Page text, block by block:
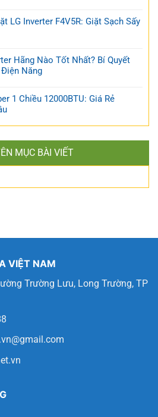
LG Inverter F4V5R: Giặt Sạch Sấy
Hãng Nào Tốt Nhất? Bí Quyết
Năng
1 Chiều 12000BTU: Giá Rẻ
MỤC BÀI VIẾT
VIỆT NAM
Trường Lưu, Long Trường, TP